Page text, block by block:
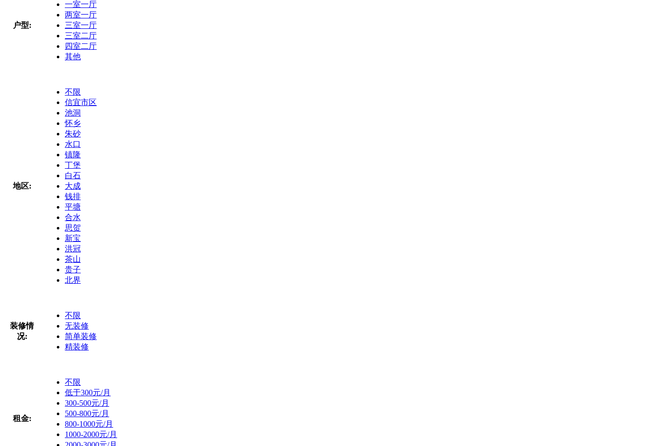
户型:
一室一厅
两室一厅
三室一厅
三室二厅
四室二厅
其他
地区:
不限
信宜市区
池洞
怀乡
朱砂
水口
镇隆
丁堡
白石
大成
钱排
平塘
合水
思贺
新宝
洪冠
茶山
贵子
北界
装修情
况:
不限
无装修
简单装修
精装修
租金:
不限
低于300元/月
300-500元/月
500-800元/月
800-1000元/月
1000-2000元/月